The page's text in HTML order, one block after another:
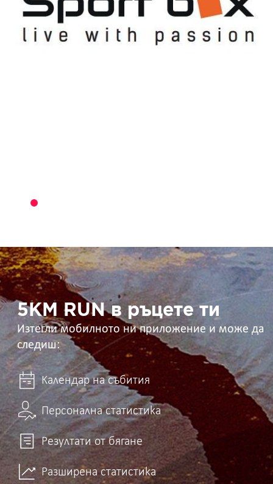
5KM
RUN
в
ръцете
ти 5KM RUN в ръцете ти
Изтегли мобилното ни приложение и може да
следиш:
Календар на събития
Персонална статистика
Резултати от бягане
Разширена статистика